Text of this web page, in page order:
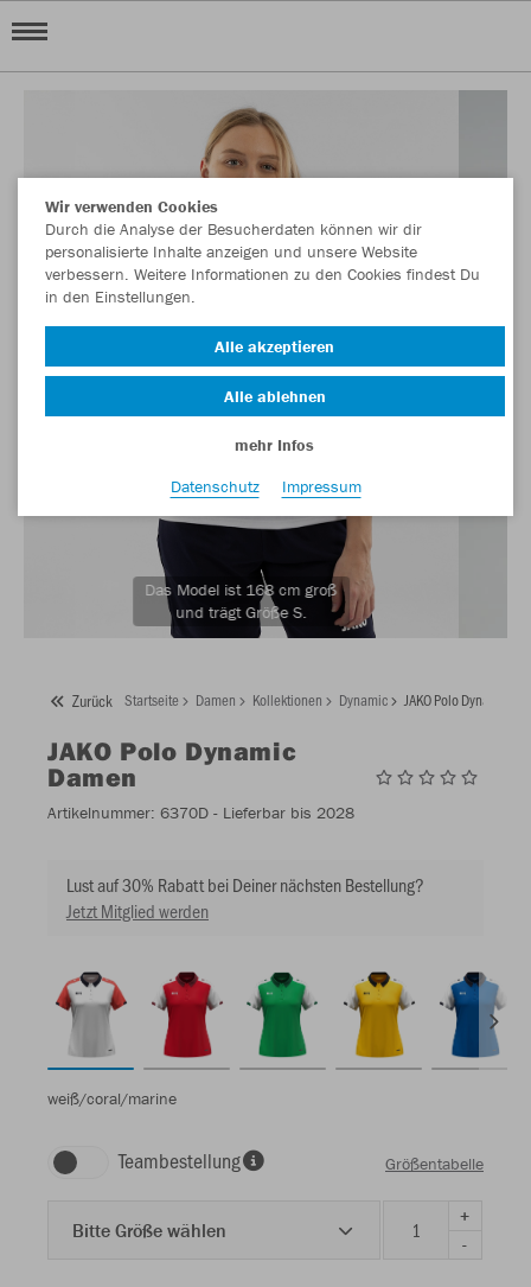
Das Model ist 168 cm groß
und trägt Größe S.
Zurück Startseite Damen Kollektionen Dynamic JAKO Polo Dynamic
JAKO Polo Dynamic
Damen
Artikelnummer: 6370D - Lieferbar bis 2028
Lust auf 30% Rabatt bei Deiner nächsten Bestellung?
Jetzt Mitglied werden
weiß/coral/marine
Teambestellung Größentabelle
Bitte Größe wählen
+
-
Wir verwenden Cookies
Durch die Analyse der Besucherdaten können wir dir
personalisierte Inhalte anzeigen und unsere Website
verbessern. Weitere Informationen zu den Cookies findest Du
in den Einstellungen.
Alle akzeptieren
Alle ablehnen
mehr Infos
Datenschutz
Impressum